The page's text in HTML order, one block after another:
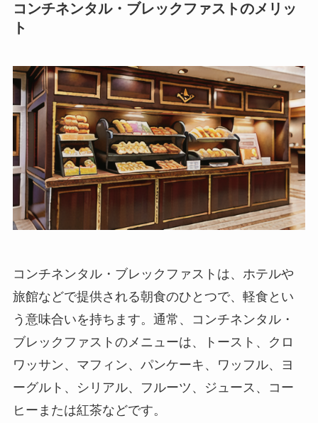
コンチネンタル・ブレックファストのメリッ
ト
コンチネンタル・ブレックファストは、ホテルや
旅館などで提供される朝食のひとつで、軽食とい
う意味合いを持ちます。通常、コンチネンタル・
ブレックファストのメニューは、
トースト、クロ
ワッサン、マフィン、パンケーキ、ワッフル、ヨ
ーグルト、シリアル、フルーツ、ジュース、コー
ヒーまたは紅茶などです。